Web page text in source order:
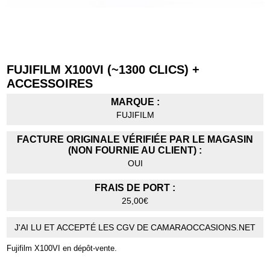
FUJIFILM X100VI (~1300 CLICS) +
ACCESSOIRES
MARQUE :
FUJIFILM
FACTURE ORIGINALE VÉRIFIÉE PAR LE MAGASIN
(NON FOURNIE AU CLIENT) :
OUI
FRAIS DE PORT :
25,00€
J'AI LU ET ACCEPTÉ LES CGV DE CAMARAOCCASIONS.NET
Fujifilm X100VI en dépôt-vente.